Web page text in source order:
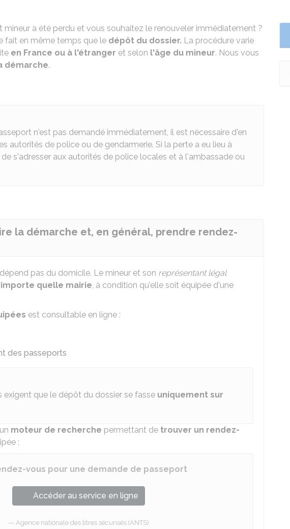
a été perdu et vous souhaitez le renouveler immédiatement ?
fait en même temps que le dépôt du dossier. La procédure varie
en France ou à l'étranger et selon l'âge du mineur. Nous vous
démarche.
n'est pas demandé immédiatement, il est nécessaire d'en
autorités de police ou de gendarmerie. Si la perte a eu lieu à
de s'adresser aux autorités de police locales et à l'ambassade ou
la démarche et, en général, prendre rendez-
pas du domicile. Le mineur et son représentant légal
quelle mairie, à condition qu'elle soit équipée d'une
est consultable en ligne :
des passeports
exigent que le dépôt du dossier se fasse uniquement sur
moteur de recherche permettant de trouver un rendez-
:
vous pour une demande de passeport
Accéder au service en ligne
Agence nationale des titres sécurisés (ANTS)